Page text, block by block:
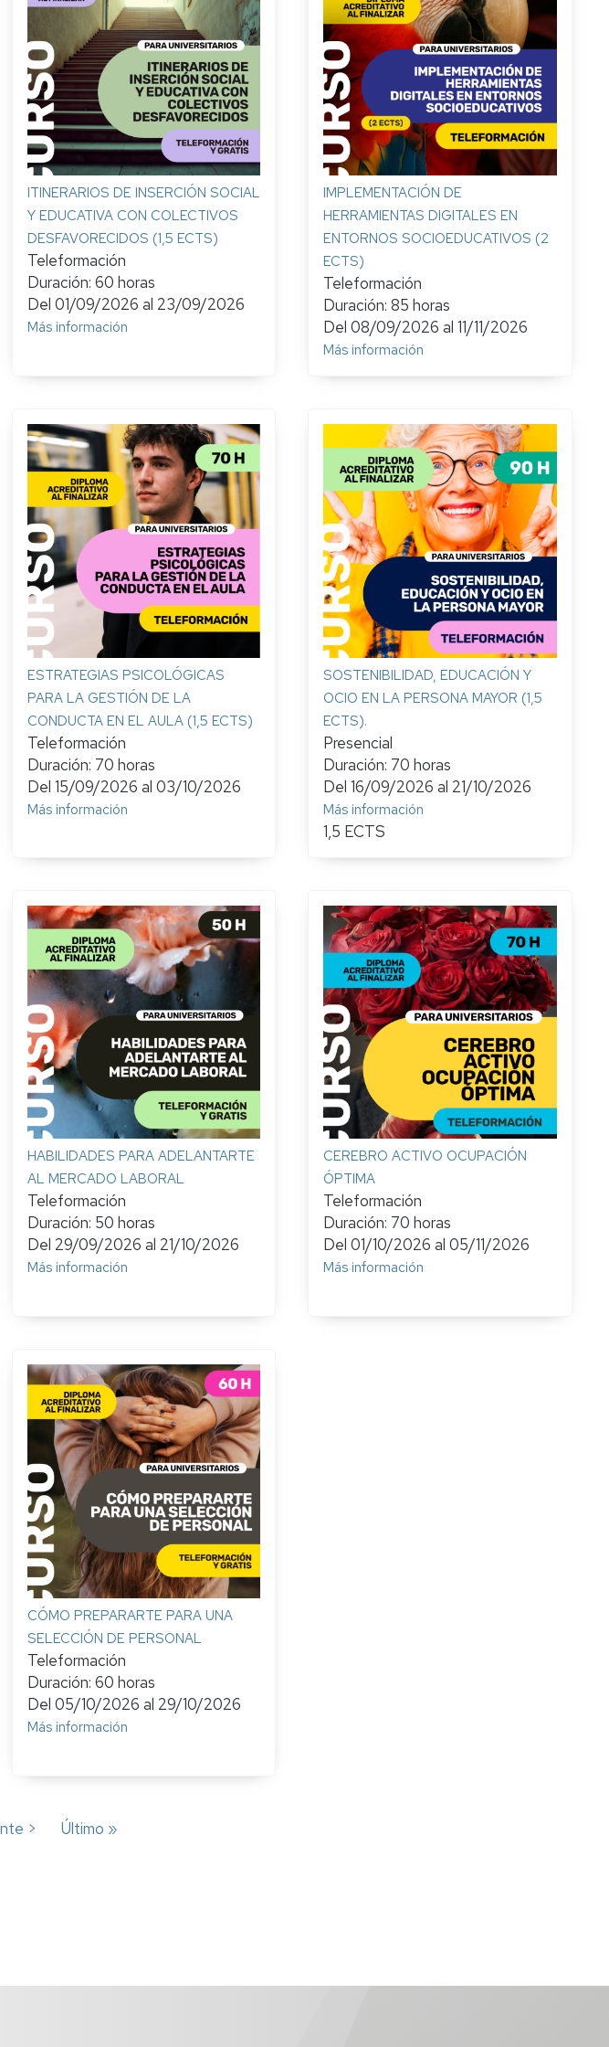
Mejora
Continua
ITINERARIOS DE INSERCIÓN SOCIAL
Y EDUCATIVA CON COLECTIVOS
DESFAVORECIDOS (1,5 ECTS)
Teleformación
Duración: 60 horas
Del 01/09/2026 al 23/09/2026
Más información
IMPLEMENTACIÓN DE
HERRAMIENTAS DIGITALES EN
ENTORNOS SOCIOEDUCATIVOS (2
ECTS)
Teleformación
Duración: 85 horas
Del08/09/2026 al11/11/2026
Más información
ESTRATEGIAS PSICOLÓGICAS
PARA LA GESTIÓN DE LA
CONDUCTA EN EL AULA (1,5 ECTS)
Teleformación
Duración: 70 horas
Del 15/09/2026 al 03/10/2026
Más información
SOSTENIBILIDAD, EDUCACIÓN Y
OCIO EN LA PERSONA MAYOR (1,5
ECTS).
Presencial
Duración: 70 horas
Del16/09/2026 al 21/10/2026
Más información
1,5 ECTS
HABILIDADES PARA ADELANTARTE
AL MERCADO LABORAL
Teleformación
Duración: 50 horas
Del 29/09/2026 al 21/10/2026
Más información
CEREBRO ACTIVO OCUPACIÓN
ÓPTIMA
Teleformación
Duración: 70 horas
Del01/10/2026 al05/11/2026
Más información
CÓMO PREPARARTE PARA UNA
SELECCIÓN DE PERSONAL
Teleformación
Duración: 60 horas
Del 05/10/2026 al 29/10/2026
Más información
>
Última
Último »